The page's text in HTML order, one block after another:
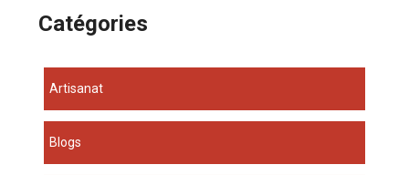
Catégories
Artisanat
Blogs